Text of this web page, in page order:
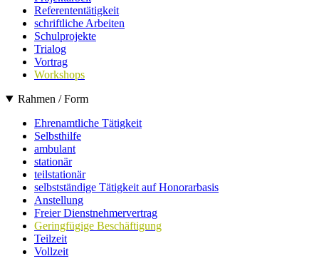
Referententätigkeit
schriftliche Arbeiten
Schulprojekte
Trialog
Vortrag
Workshops
Rahmen / Form
Ehrenamtliche Tätigkeit
Selbsthilfe
ambulant
stationär
teilstationär
selbstständige Tätigkeit auf Honorarbasis
Anstellung
Freier Dienstnehmervertrag
Geringfügige Beschäftigung
Teilzeit
Vollzeit